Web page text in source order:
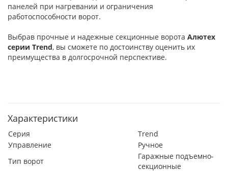
панелей при нагревании и ограничения
работоспособности ворот.
Выбрав прочные и надежные секционные ворота Алютех
серии Trend, вы сможете по достоинству оценить их
преимущества в долгосрочной перспективе.
Характеристики
Серия
Trend
Управление
Ручное
Тип ворот
Гаражные подъемно-
секционные